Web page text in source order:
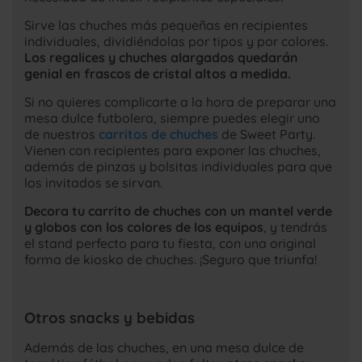
Sirve las chuches más pequeñas en recipientes
individuales, dividiéndolas por tipos y por colores.
Los regalices y chuches alargados quedarán
genial en frascos de cristal altos a medida.
Si no quieres complicarte a la hora de preparar una
mesa dulce futbolera, siempre puedes elegir uno
de nuestros carritos de chuches de Sweet Party.
Vienen con recipientes para exponer las chuches,
además de pinzas y bolsitas individuales para que
los invitados se sirvan.
Decora tu carrito de chuches con un mantel verde
y globos con los colores de los equipos , y tendrás
el stand perfecto para tu fiesta, con una original
forma de kiosko de chuches. ¡Seguro que triunfa!
Otros snacks y bebidas
Además de las chuches, en una mesa dulce de